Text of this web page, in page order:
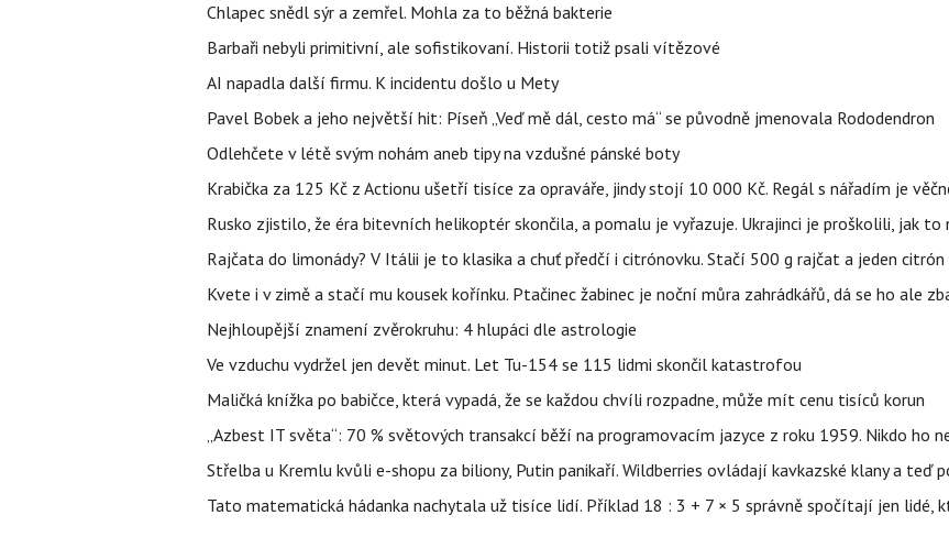
Chlapec snědl sýr a zemřel. Mohla za to běžná bakterie
Barbaři nebyli primitivní, ale sofistikovaní. Historii totiž psali vítězové
AI napadla další firmu. K incidentu došlo u Mety
Pavel Bobek a jeho největší hit: Píseň „Veď mě dál, cesto má“ se původně jmenovala Rododendron
Odlehčete v létě svým nohám aneb tipy na vzdušné pánské boty
Krabička za 125 Kč z Actionu ušetří tisíce za opraváře, jindy stojí 10 000 Kč. Regál s nářadím je
Rusko zjistilo, že éra bitevních helikoptér skončila, a pomalu je vyřazuje. Ukrajinci je proškolili, jak to
Rajčata do limonády? V Itálii je to klasika a chuť předčí i citrónovku. Stačí 500 g rajčat a jeden citrón
Kvete i v zimě a stačí mu kousek kořínku. Ptačinec žabinec je noční můra zahrádkářů, dá se ho ale
Nejhloupější znamení zvěrokruhu: 4 hlupáci dle astrologie
Ve vzduchu vydržel jen devět minut. Let Tu-154 se 115 lidmi skončil katastrofou
Maličká knížka po babičce, která vypadá, že se každou chvíli rozpadne, může mít cenu tisíců korun
„Azbest IT světa“: 70 % světových transakcí běží na programovacím jazyce z roku 1959. Nikdo ho
Střelba u Kremlu kvůli e-shopu za biliony, Putin panikaří. Wildberries ovládají kavkazské klany a teď
Tato matematická hádanka nachytala už tisíce lidí. Příklad 18 : 3 + 7 × 5 správně spočítají jen lidé,